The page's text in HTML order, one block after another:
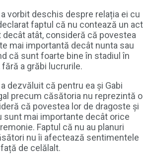
vorbit deschis despre relația ei cu
faptul că nu contează un act
decât atât, consideră că povestea
mai importantă decât nunta sau
că sunt foarte bine în stadiul în
a grăbi lucrurile.
dezvăluit că pentru ea și Gabi
precum căsătoria nu reprezintă o
că povestea lor de dragoste și
sunt mai importante decât orice
Faptul că nu au planuri
nu îi afectează sentimentele
de celălalt.